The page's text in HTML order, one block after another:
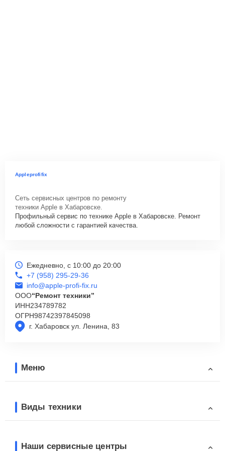
Appleprofifix
Сеть сервисных центров по ремонту
техники Apple в Хабаровске.
Профильный сервис по технике Apple в Хабаровске. Ремонт
любой сложности с гарантией качества.
г. Хабаровск ул. Ленина, 83
Ежедневно, с 10:00 до 20:00
+7 (958) 295-29-36
info@apple-profi-fix.ru
ООО“Ремонт техники”
ИНН234789782
ОГРН98742397845098
Меню
Виды техники
Наши сервисные центры